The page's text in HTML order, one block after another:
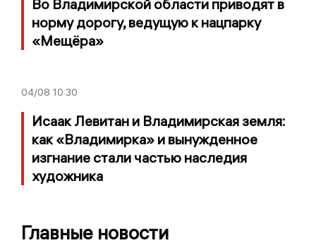
Во Владимирской области приводят в
норму дорогу, ведущую к нацпарку
«Мещёра»
04/08 10:30
Исаак Левитан и Владимирская земля:
как «Владимирка» и вынужденное
изгнание стали частью наследия
художника
Главные новости